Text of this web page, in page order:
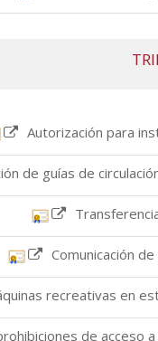
prohibiciones de